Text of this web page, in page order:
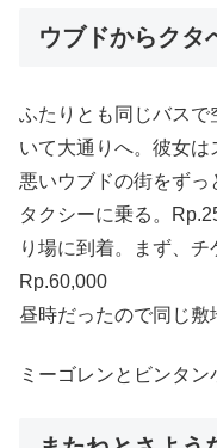
ウブドからクタ
ふたりとも同じバス
いて大通りへ。彼女
悪いウブドの街をずっ
タクシーに乗る。
り場に到着。まず、
Rp.60,000
昼時だったので同じ敷
ミーゴレンとビンタン